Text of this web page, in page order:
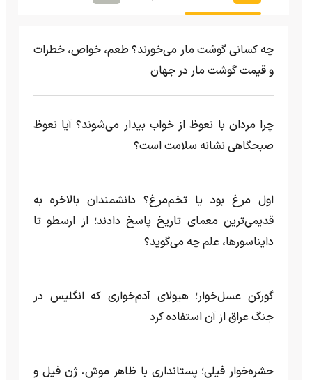
چه کسانی گوشت مار می‌خورند؟ طعم، خواص، خطرات
و قیمت گوشت مار در جهان
چرا مردان با نعوظ از خواب بیدار می‌شوند؟ آیا نعوظ
صبحگاهی نشانه سلامت است؟
اول مرغ بود یا تخم‌مرغ؟ دانشمندان بالاخره به
قدیمی‌ترین معمای تاریخ پاسخ دادند؛ از ارسطو تا
دایناسورها، علم چه می‌گوید؟
گورکن عسل‌خوار؛ هیولای آدم‌خواری که انگلیس در
جنگ عراق از آن استفاده کرد
حشره‌خوار فیلی؛ پستانداری با ظاهر موش، ژن فیل و